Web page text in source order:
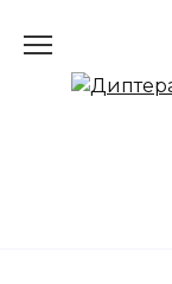
содержанию